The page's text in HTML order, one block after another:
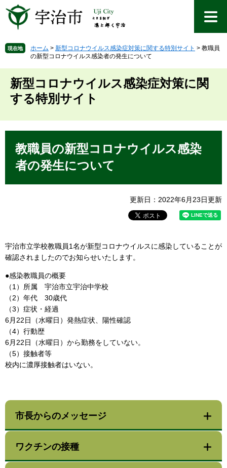
先
で
を
ば
へ
現在地 ホーム > 新型コロナウイルス感染症対策に関する特別サイト > 教職員
の新型コロナウイルス感染者の発生について
新型コロナウイルス感染症対策に関
する特別サイト
教職員の新型コロナウイルス感染
者の発生について
更新日：2022年6月23日更新
宇治市立学校教職員1名が新型コロナウイルスに感染していることが
確認されましたのでお知らせいたします。
●感染教職員の概要
（1）所属 宇治市立宇治中学校
（2）年代 30歳代
（3）症状・経過
6月22日（水曜日）発熱症状、陽性確認
（4）行動歴
6月22日（水曜日）から勤務をしていない。
（5）接触者等
校内に濃厚接触者はいない。
市長からのメッセージ
ワクチンの接種